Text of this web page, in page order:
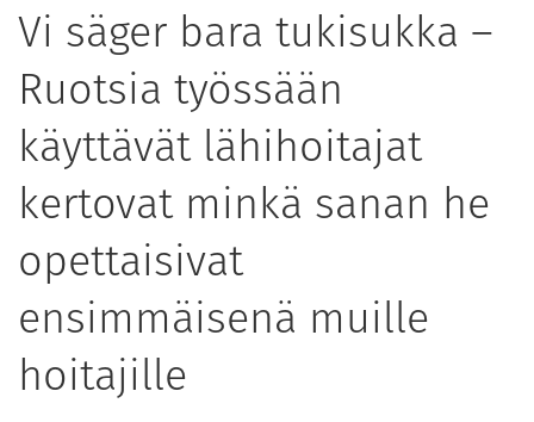
Vi säger bara tukisukka –
Ruotsia työssään
käyttävät lähihoitajat
kertovat minkä sanan he
opettaisivat
ensimmäisenä muille
hoitajille